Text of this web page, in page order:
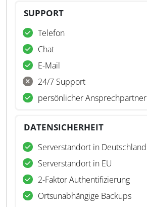
SUPPORT
Telefon
Chat
E-Mail
24/7 Support
persönlicher Ansprechpartner
DATENSICHERHEIT
Serverstandort in Deutschland
Serverstandort in EU
2-Faktor Authentifizierung
Ortsunabhängige Backups